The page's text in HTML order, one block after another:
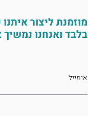
מוזמנת ליצור
בלבד ואנחנו